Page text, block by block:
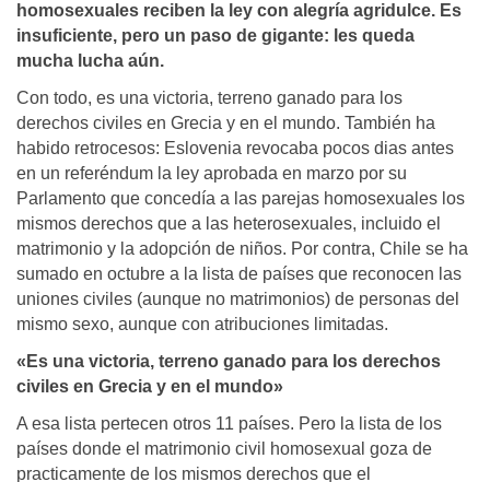
homosexuales reciben la ley con alegrí­a agridulce. Es
insuficiente, pero un paso de gigante: les queda
mucha lucha aún.
Con todo, es una victoria, terreno ganado para los
derechos civiles en Grecia y en el mundo. También ha
habido retrocesos: Eslovenia revocaba pocos dias antes
en un referéndum la ley aprobada en marzo por su
Parlamento que concedía a las parejas homosexuales los
mismos derechos que a las heterosexuales, incluido el
matrimonio y la adopción de niños. Por contra, Chile se ha
sumado en octubre a la lista de países que reconocen las
uniones civiles (aunque no matrimonios) de personas del
mismo sexo, aunque con atribuciones limitadas.
«Es una victoria, terreno ganado para los derechos
civiles en Grecia y en el mundo»
A esa lista pertecen otros 11 países. Pero la lista de los
países donde el matrimonio civil homosexual goza de
practicamente de los mismos derechos que el